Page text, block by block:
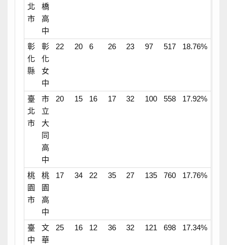
北
市
橋
高
中
彰
化
縣
彰
化
女
中
22 20 6 26 23 97 517 18.76%
臺
北
市
市
立
大
同
高
中
20 15 16 17 32 100 558 17.92%
桃
園
市
桃
園
高
中
17 34 22 35 27 135 760 17.76%
臺
中
文
華
25 16 12 36 32 121 698 17.34%